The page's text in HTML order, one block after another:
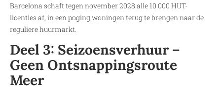
Barcelona schaft tegen november 2028 alle 10.000 HUT-
licenties af, in een poging woningen terug te brengen naar de
reguliere huurmarkt.
Deel 3: Seizoensverhuur –
Geen Ontsnappingsroute
Meer